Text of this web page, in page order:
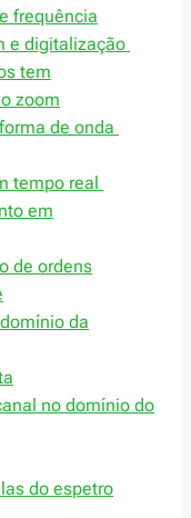
frequência
e digitalização
tem
zoom
de onda
tempo real
em
de ordens
da
no domínio do
do espetro